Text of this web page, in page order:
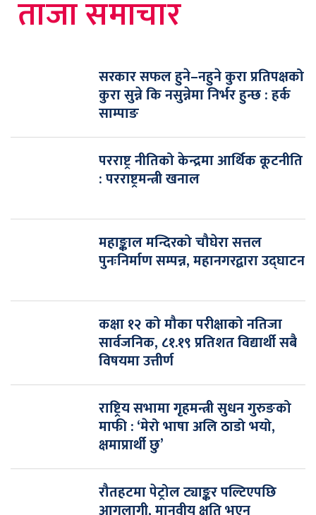
ताजा समाचार
सरकार सफल हुने–नहुने कुरा प्रतिपक्षको
कुरा सुन्ने कि नसुन्नेमा निर्भर हुन्छ : हर्क
साम्पाङ
परराष्ट्र नीतिको केन्द्रमा आर्थिक कूटनीति
: परराष्ट्रमन्त्री खनाल
महाङ्काल मन्दिरको चौघेरा सत्तल
पुनःनिर्माण सम्पन्न, महानगरद्वारा उद्घाटन
कक्षा १२ को मौका परीक्षाको नतिजा
सार्वजनिक, ८१.१९ प्रतिशत विद्यार्थी सबै
विषयमा उत्तीर्ण
राष्ट्रिय सभामा गृहमन्त्री सुधन गुरुङको
माफी : ‘मेरो भाषा अलि ठाडो भयो,
क्षमाप्रार्थी छु’
रौतहटमा पेट्रोल ट्याङ्कर पल्टिएपछि